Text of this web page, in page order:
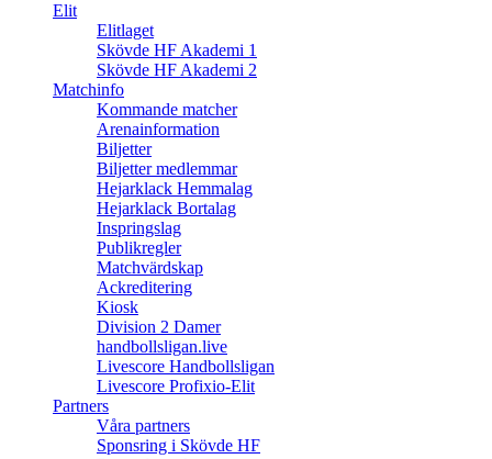
Elit
Elitlaget
Skövde HF Akademi 1
Skövde HF Akademi 2
Matchinfo
Kommande matcher
Arenainformation
Biljetter
Biljetter medlemmar
Hejarklack Hemmalag
Hejarklack Bortalag
Inspringslag
Publikregler
Matchvärdskap
Ackreditering
Kiosk
Division 2 Damer
handbollsligan.live
Livescore Handbollsligan
Livescore Profixio-Elit
Partners
Våra partners
Sponsring i Skövde HF